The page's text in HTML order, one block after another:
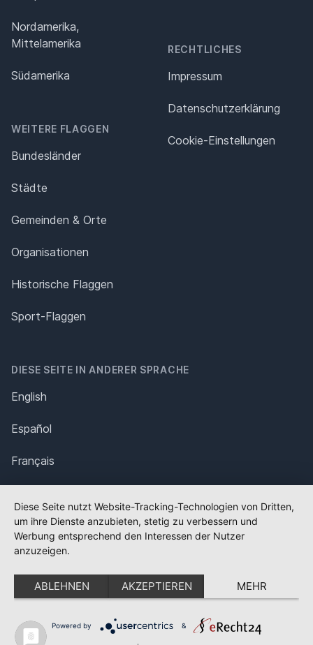
Nordamerika,
Mittelamerika
Südamerika
WEITERE FLAGGEN
Bundesländer
Städte
Gemeinden & Orte
Organisationen
Historische Flaggen
Sport-Flaggen
RECHTLICHES
Impressum
Datenschutz­erklärung
Cookie-Einstellungen
DIESE SEITE IN ANDERER SPRACHE
English
Español
Français
Polska
Português
Nederlands
Svenska
Diese Seite nutzt Website-Tracking-Technologien von Dritten,
um ihre Dienste anzubieten, stetig zu verbessern und
Werbung entsprechend den Interessen der Nutzer
anzuzeigen.
ABLEHNEN AKZEPTIEREN MEHR
Powered by &